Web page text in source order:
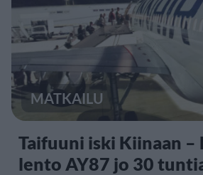
MATKAILU
Taifuuni iski Kiinaan –
lento AY87 jo 30